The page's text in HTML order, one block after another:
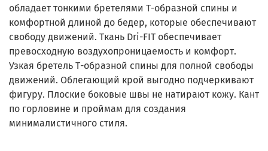
обладает тонкими бретелями Т-образной спины и
комфортной длиной до бедер, которые обеспечивают
свободу движений. Ткань Dri-FIT обеспечивает
превосходную воздухопроницаемость и комфорт.
Узкая бретель Т-образной спины для полной свободы
движений. Облегающий крой выгодно подчеркивают
фигуру. Плоские боковые швы не натирают кожу. Кант
по горловине и проймам для создания
минималистичного стиля.